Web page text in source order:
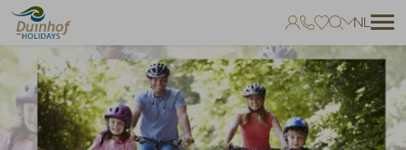
Geen favorieten
Je kunt accommodaties toevoegen aan uw favorieten door op het
te klikken.
NL